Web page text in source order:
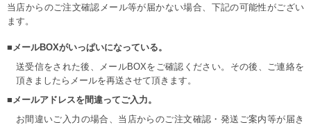
当店からのご注文確認メール等が届かない場合、下記の可能性がござい
ます。
■メールBOXがいっぱいになっている。
送受信をされた後、メールBOXをご確認ください。その後、ご連絡を
頂きましたらメールを再送させて頂きます。
■メールアドレスを間違ってご入力。
お間違いご入力の場合、当店からのご注文確認・発送ご案内等が届き